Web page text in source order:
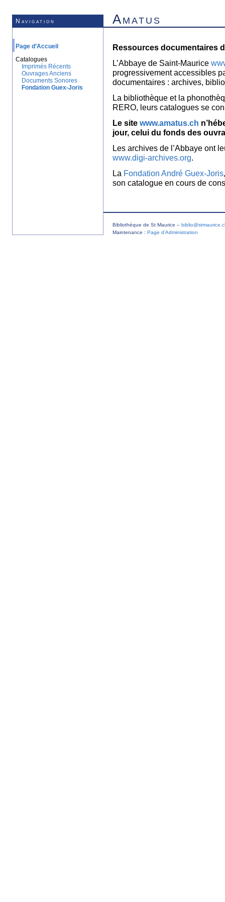
Navigation Amatus
Page d’Accueil
Catalogues
Imprimés Récents
Ouvrages Anciens
Documents Sonores
Fondation Guex-Joris
Ressources documentaires
L’Abbaye de Saint-Maurice
progressivement accessibles
documentaires : archives,
La bibliothèque et la
RERO, leurs catalogues se
Le site www.amatus.ch
jour, celui du fonds des
Les archives de l’Abbaye ont
www.digi-archives.org.
La Fondation André Guex-Joris
son catalogue en cours de
Bibliothèque de St Maurice –
Maintenance : Page d’Administration